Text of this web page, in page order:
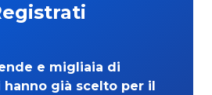
e migliaia di
già scelto per il